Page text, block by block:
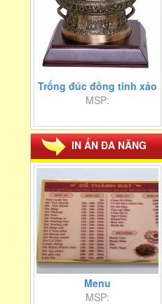
Trống đúc đồng tinh xảo
MSP:
IN ẤN ĐA NĂNG
Menu
MSP: